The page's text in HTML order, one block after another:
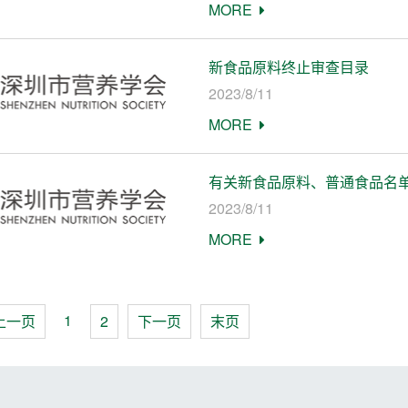
MORE
新食品原料终止审查目录
2023/8/11
MORE
有关新食品原料、普通食品名
2023/8/11
MORE
一页 1 2 下一页 末页